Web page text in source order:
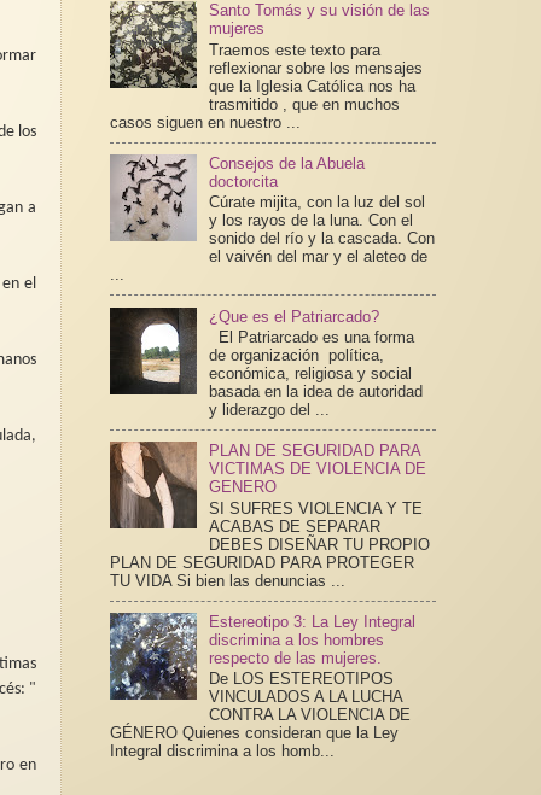
los
a
el
"
en
Santo Tomás y su visión de las
mujeres
Traemos este texto para
reflexionar sobre los mensajes
que la Iglesia Católica nos ha
trasmitido , que en muchos
casos siguen en nuestro ...
Consejos de la Abuela
doctorcita
Cúrate mijita, con la luz del sol
y los rayos de la luna. Con el
sonido del río y la cascada. Con
el vaivén del mar y el aleteo de
...
¿Que es el Patriarcado?
El Patriarcado es una forma
de organización política,
económica, religiosa y social
basada en la idea de autoridad
y liderazgo del ...
PLAN DE SEGURIDAD PARA
VICTIMAS DE VIOLENCIA DE
GENERO
SI SUFRES VIOLENCIA Y TE
ACABAS DE SEPARAR
DEBES DISEÑAR TU PROPIO
PLAN DE SEGURIDAD PARA PROTEGER
TU VIDA Si bien las denuncias ...
Estereotipo 3: La Ley Integral
discrimina a los hombres
respecto de las mujeres.
De LOS ESTEREOTIPOS
VINCULADOS A LA LUCHA
CONTRA LA VIOLENCIA DE
GÉNERO Quienes consideran que la Ley
Integral discrimina a los homb...